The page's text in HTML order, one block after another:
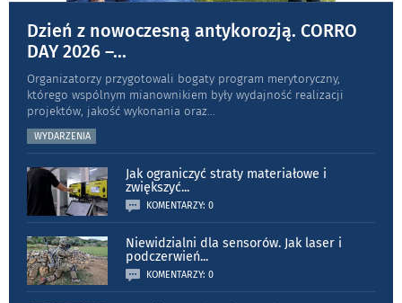
Dzień z nowoczesną antykorozją. CORRO
DAY 2026 –...
Organizatorzy przygotowali bogaty program merytoryczny,
którego wspólnym mianownikiem były wydajność realizacji
projektów, jakość wykonania oraz
WYDARZENIA
Jak ograniczyć straty materiałowe i
zwiększyć...
KOMENTARZY: 0
Niewidzialni dla sensorów. Jak laser i
podczerwień...
KOMENTARZY: 0